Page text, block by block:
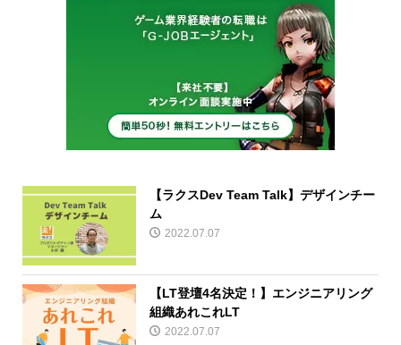
【ラクスDev Team Talk】デザインチー
ム
2022.07.07
【LT登壇4名決定！】エンジニアリング
組織あれこれLT
2022.07.07